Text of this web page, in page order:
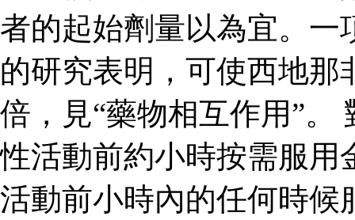
者的起始劑量以為宜。一
的研究表明，可使西地
倍，見“藥物相互作用”。
性活動前約小時按需服用
活動前小時內的任何時候